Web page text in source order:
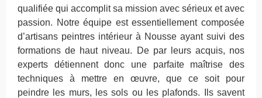
qualifiée qui accomplit sa mission avec sérieux et avec
passion. Notre équipe est essentiellement composée
d’artisans peintres intérieur à Nousse ayant suivi des
formations de haut niveau. De par leurs acquis, nos
experts détiennent donc une parfaite maîtrise des
techniques à mettre en œuvre, que ce soit pour
peindre les murs, les sols ou les plafonds. Ils savent